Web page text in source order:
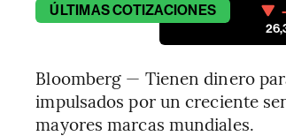
ÚLTIMASCOTIZACIONES
Bloomberg — Tienen dinero
impulsados por un creciente
mayores marcas mundiales.